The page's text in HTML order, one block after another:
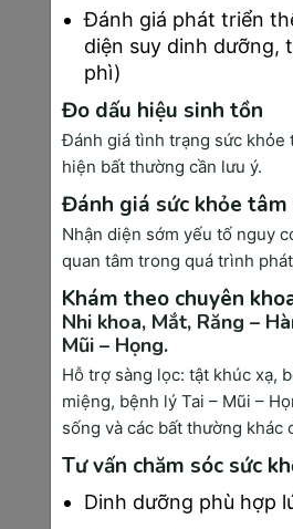
Dấu Hiệu Báo Động Sớm
Hiệp hội Ung thư Mỹ
Society) xác định 7 dấu
mà bạn không nên bỏ qua:
Sụt cân không rõ nguyên
5kg trong vòng 1 tháng mà
chế độ ăn uống hay tập
của 60% các loại ung thư
Sốt kéo dài không có lý
kéo dài hơn 1 tuần, không
hạ sốt thông thường.
thư máu và hạch.
Mệt mỏi thái quá không
kiệt sức ngay cả khi nghỉ
với mệt mỏi bình thường,
không thuyên giảm sau khi
Đau đầu, đau xương kéo
đáp ứng với thuốc giảm đau
Đánh giá phát triển
diện suy dinh dưỡng,
phì)
Đo dấu hiệu sinh tồn
Đánh giá tình trạng sức khỏe
hiện bất thường cần lưu ý.
Đánh giá sức khỏe tâm
Nhận diện sớm yếu tố nguy
quan tâm trong quá trình
Khám theo chuyên
Nhi khoa, Mắt, Răng –
Mũi – Họng.
Hỗ trợ sàng lọc: tật khúc xạ,
miệng, bệnh lý Tai – Mũi –
sống và các bất thường khác
Tư vấn chăm sóc sức
Dinh dưỡng phù hợp